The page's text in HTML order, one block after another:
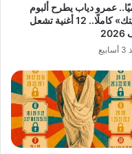
عمرو دياب يطرح ألبوم
«حبيتك» كاملًا.. 12 أغنية تشعل